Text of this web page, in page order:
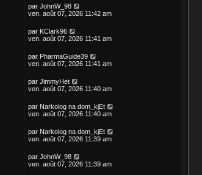
par JohnW_98
ven. août 07, 2026 11:42 am
par KClark96
ven. août 07, 2026 11:41 am
par PharmaGuide39
ven. août 07, 2026 11:41 am
par JimmyHet
ven. août 07, 2026 11:40 am
par Narkolog na dom_kjEt
ven. août 07, 2026 11:40 am
par Narkolog na dom_kjEt
ven. août 07, 2026 11:39 am
par JohnW_98
ven. août 07, 2026 11:39 am